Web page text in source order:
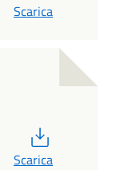
Scarica
Scarica